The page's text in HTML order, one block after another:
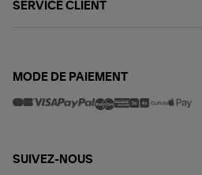
SERVICE CLIENT
MODE DE PAIEMENT
SUIVEZ-NOUS